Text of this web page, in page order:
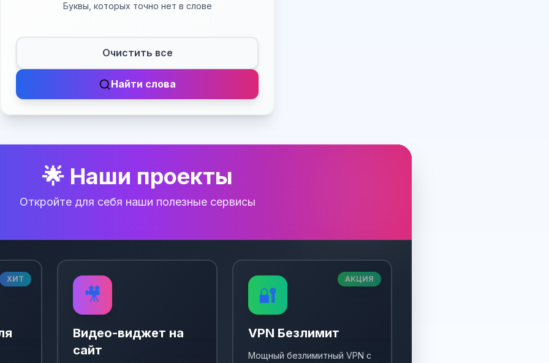
Буквы, которых точно нет в слове
Очистить все
Найти слова
🌟 Наши проекты
Откройте для себя наши полезные сервисы
ХИТ
🎥
Видео-виджет на
сайт
АКЦИЯ
🔐
VPN Безлимит
Мощный безлимитный VPN с